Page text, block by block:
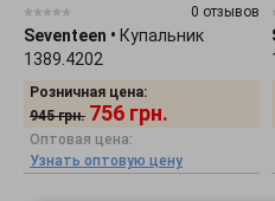
0 отзывов
Seventeen • Купальник
1389.4202
Розничная цена:
945 грн. 756 грн.
Оптовая цена:
Узнать оптовую цену